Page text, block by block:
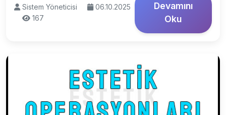
Sistem Yöneticisi
06.10.2025
167
Devamını
Oku